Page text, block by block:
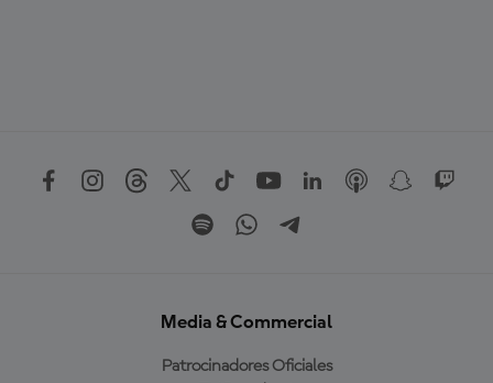
Media & Commercial
Patrocinadores Oficiales